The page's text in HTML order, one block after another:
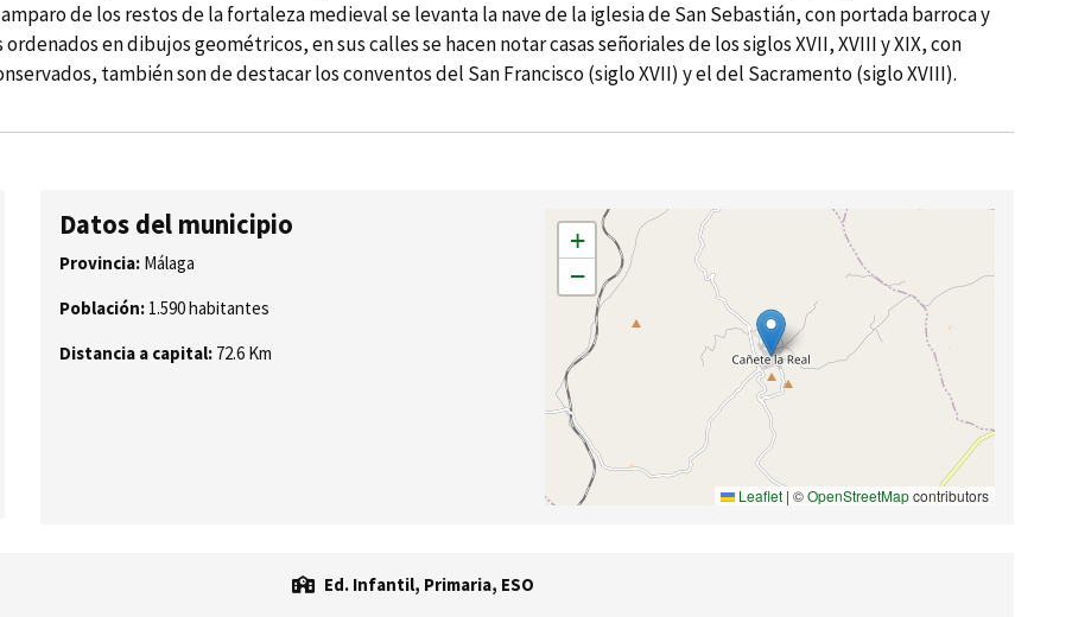
de los restos de la fortaleza medieval se levanta la nave de la iglesia de San Sebastián, con portada barroca y
en dibujos geométricos, en sus calles se hacen notar casas señoriales de los siglos XVII, XVIII y XIX, con
también son de destacar los conventos del San Francisco (siglo XVII) y el del Sacramento (siglo XVIII).
Datos del municipio
Provincia: Málaga
Población:1.590 habitantes
Distancia a capital: 72.6 Km
+
−
Leaflet | ©OpenStreetMapcontributors
Ed. Infantil, Primaria, ESO